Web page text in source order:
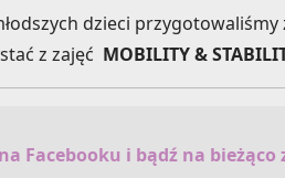
dzieci
z zajęć MOBILITY &
Facebooku i bądź na bieżąco